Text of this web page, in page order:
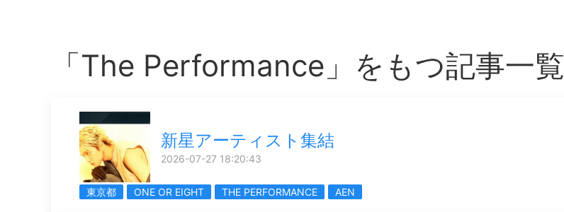
「The Performance」をもつ記事一覧
新星アーティスト集結
2026-07-27 18:20:43
東京都 ONE OR EIGHT THE PERFORMANCE AEN